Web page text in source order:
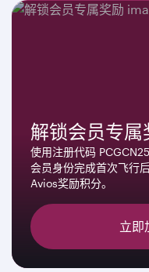
解锁会员专属
使用注册代码
会员身份完成首次飞行
Avios奖励积分。
立即